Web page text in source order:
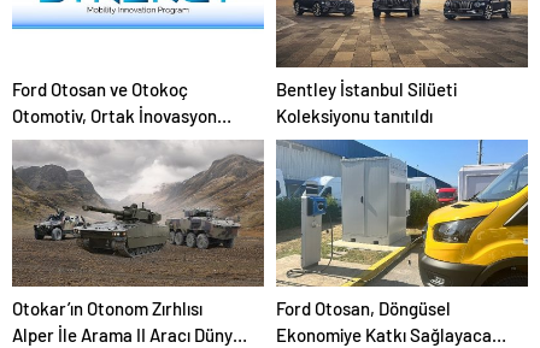
Ford Otosan ve Otokoç
Otomotiv, Ortak İnovasyon
Programıyla Otomotiv ve
Mobilite Dünyasını
Dönüştürüyor
Bentley İstanbul Silüeti
Koleksiyonu tanıtıldı
Otokar’ın Otonom Zırhlısı
Alper İle Arama II Aracı Dünya
Ford Otosan, Döngüsel
Ekonomiye Katkı Sağlayacak